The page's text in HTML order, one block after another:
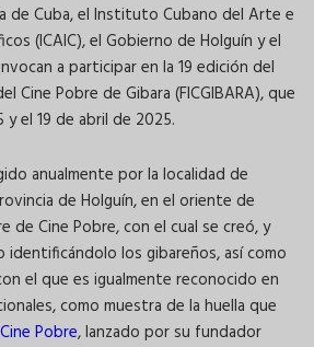
de Cuba, el Instituto Cubano del Arte e
(ICAIC), el Gobierno de Holguín y el
a participar en la 19 edición del
Cine Pobre de Gibara (FICGIBARA), que
y el 19 de abril de 2025.
anualmente por la localidad de
de Holguín, en el oriente de
de Cine Pobre, con el cual se creó, y
identificándolo los gibareños, así como
el que es igualmente reconocido en
como muestra de la huella que
Pobre, lanzado por su fundador